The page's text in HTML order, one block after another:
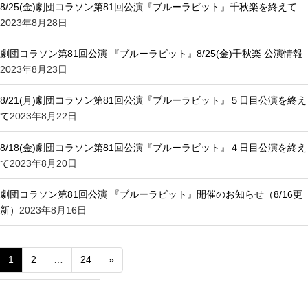
8/25(金)劇団コラソン第81回公演『ブルーラビット』千秋楽を終えて
2023年8月28日
劇団コラソン第81回公演 『ブルーラビット』8/25(金)千秋楽 公演情報
2023年8月23日
8/21(月)劇団コラソン第81回公演『ブルーラビット』５日目公演を終え
て2023年8月22日
8/18(金)劇団コラソン第81回公演『ブルーラビット』４日目公演を終え
て2023年8月20日
劇団コラソン第81回公演 『ブルーラビット』開催のお知らせ（8/16更
新） 2023年8月16日
1 2 24 »